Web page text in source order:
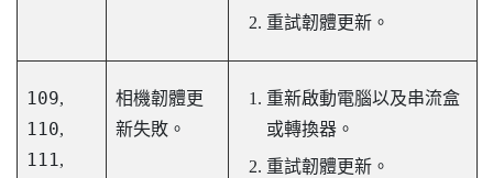
重試韌體更新。
109,
110,
111,
相機韌體更
新失敗。
重新啟動電腦以及串流盒
或轉換器。
重試韌體更新。